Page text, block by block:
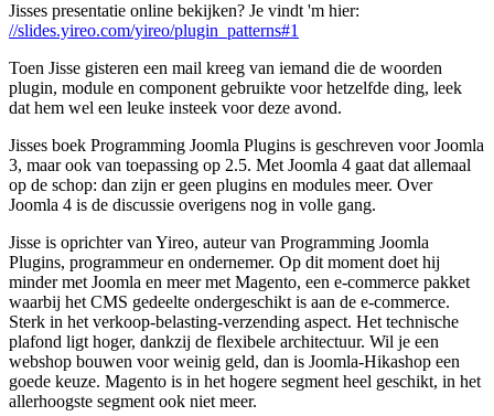
Jisses presentatie online bekijken? Je vindt 'm hier:
//slides.yireo.com/yireo/plugin_patterns#1
Toen Jisse gisteren een mail kreeg van iemand die de woorden
plugin, module en component gebruikte voor hetzelfde ding, leek
dat hem wel een leuke insteek voor deze avond.
Jisses boek Programming Joomla Plugins is geschreven voor Joomla
3, maar ook van toepassing op 2.5. Met Joomla 4 gaat dat allemaal
op de schop: dan zijn er geen plugins en modules meer. Over
Joomla 4 is de discussie overigens nog in volle gang.
Jisse is oprichter van Yireo, auteur van Programming Joomla
Plugins, programmeur en ondernemer. Op dit moment doet hij
minder met Joomla en meer met Magento, een e-commerce pakket
waarbij het CMS gedeelte ondergeschikt is aan de e-commerce.
Sterk in het verkoop-belasting-verzending aspect. Het technische
plafond ligt hoger, dankzij de flexibele architectuur. Wil je een
webshop bouwen voor weinig geld, dan is Joomla-Hikashop een
goede keuze. Magento is in het hogere segment heel geschikt, in het
allerhoogste segment ook niet meer.